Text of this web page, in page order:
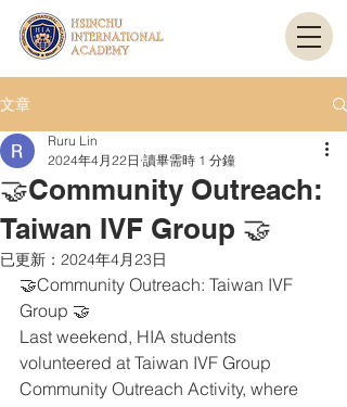
文章
🤝Community Outreach:
Taiwan IVF Group 🤝
Ruru Lin
2024年4月22日 讀畢需時 1 分鐘
已更新： 2024年4月23日
🤝Community Outreach: Taiwan IVF
Group 🤝
Last weekend, HIA students
volunteered at Taiwan IVF Group
Community Outreach Activity, where